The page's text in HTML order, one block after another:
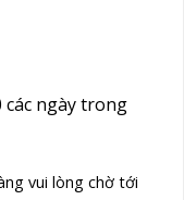
các ngày trong
vui lòng chờ tới